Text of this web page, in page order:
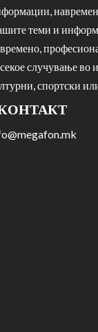
теми и
случување во
спортски